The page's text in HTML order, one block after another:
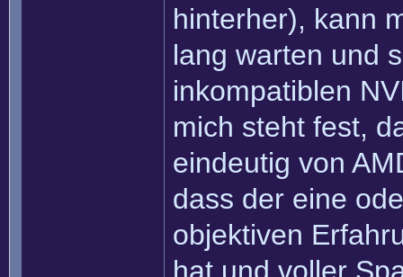
hinterher), kann
lang warten und
inkompatiblen
mich steht fest,
eindeutig von
dass der eine
objektiven